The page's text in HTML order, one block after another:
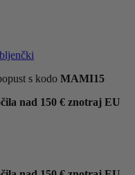
s kodo MAMI15
nad 150 € znotraj EU